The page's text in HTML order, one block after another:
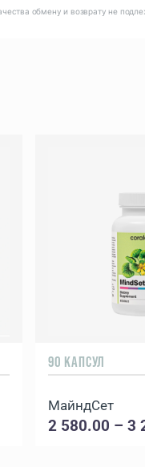
обмену и возврату не
90 КАПСУЛ
МайндСет
2 580.00 – 3